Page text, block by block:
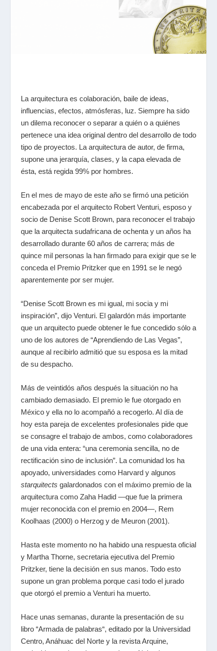
La arquitectura es colaboración, baile de ideas,
influencias, efectos, atmósferas, luz. Siempre ha sido
un dilema reconocer o separar a quién o a quiénes
pertenece una idea original dentro del desarrollo de todo
tipo de proyectos. La arquitectura de autor, de firma,
supone una jerarquía, clases, y la capa elevada de
ésta, está regida 99% por hombres.
En el mes de mayo de este año se firmó una petición
encabezada por el arquitecto Robert Venturi, esposo y
socio de Denise Scott Brown, para reconocer el trabajo
que la arquitecta sudafricana de ochenta y un años ha
desarrollado durante 60 años de carrera; más de
quince mil personas la han firmado para exigir que se le
conceda el Premio Pritzker que en 1991 se le negó
aparentemente por ser mujer.
“Denise Scott Brown es mi igual, mi socia y mi
inspiración”, dijo Venturi. El galardón más importante
que un arquitecto puede obtener le fue concedido sólo a
uno de los autores de “Aprendiendo de Las Vegas”,
aunque al recibirlo admitió que su esposa es la mitad
de su despacho.
Más de veintidós años después la situación no ha
cambiado demasiado. El premio le fue otorgado en
México y ella no lo acompañó a recogerlo. Al día de
hoy esta pareja de excelentes profesionales pide que
se consagre el trabajo de ambos, como colaboradores
de una vida entera: “una ceremonia sencilla, no de
rectificación sino de inclusión”. La comunidad los ha
apoyado, universidades como Harvard y algunos
starquitects galardonados con el máximo premio de la
arquitectura como Zaha Hadid—que fue la primera
mujer reconocida con el premio en 2004—, Rem
Koolhaas (2000) o Herzog y de Meuron(2001).
Hasta este momento no ha habido una respuesta oficial
y Martha Thorne, secretaria ejecutiva del Premio
Pritzker, tiene la decisión en sus manos. Todo esto
supone un gran problema porque casi todo el jurado
que otorgó el premio a Venturi ha muerto.
Hace unas semanas, durante la presentación de su
libro “Armada de palabras“, editado por la Universidad
Centro, Anáhuac del Norte y la revista Arquine,